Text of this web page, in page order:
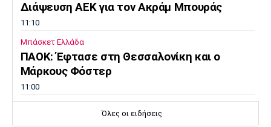
Διάψευση ΑΕΚ για τον Ακράμ Μπουράς
11:10
Μπάσκετ Ελλάδα
ΠΑΟΚ: Έφτασε στη Θεσσαλονίκη και ο
Μάρκους Φόστερ
11:00
Φωτιά στον Κουβαρά Αττικής: Μπαράζ
Όλες οι ειδήσεις